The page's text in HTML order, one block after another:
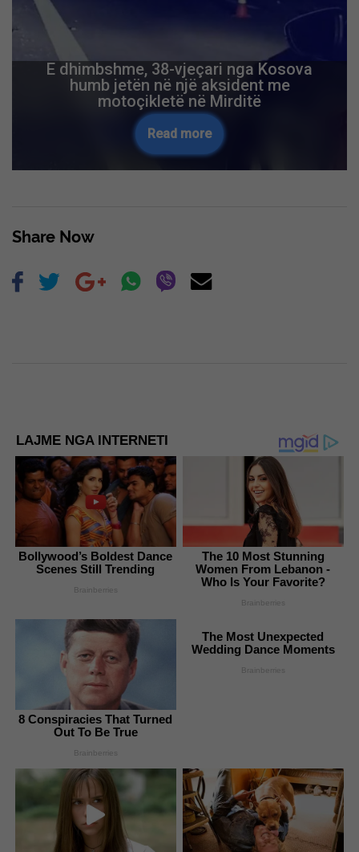
E dhimbshme, 38-vjeçari nga Kosova
humb jetën në një aksident me
motoçikletë në Mirditë
Read more
Share Now
LAJME NGA INTERNETI
Bollywood’s Boldest Dance
Scenes Still Trending
Brainberries
The 10 Most Stunning
Women From Lebanon -
Who Is Your Favorite?
Brainberries
8 Conspiracies That Turned
Out To Be True
Brainberries
The Most Unexpected
Wedding Dance Moments
Brainberries